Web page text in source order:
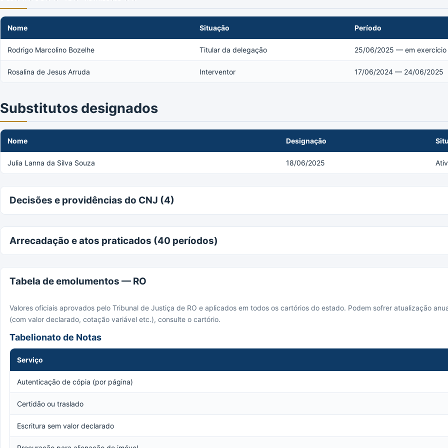
Nome Situação Período
Rodrigo Marcolino Bozelhe Titular da delegação 25/06/2025 — em exercício
Rosalina de Jesus Arruda Interventor 17/06/2024 — 24/06/2025
Substitutos designados
Nome Designação
Julia Lanna da Silva Souza 18/06/2025
Decisões e providências do CNJ (4)
Arrecadação e atos praticados (40 períodos)
Tabela de emolumentos — RO
Valores oficiais aprovados pelo Tribunal de Justiça de RO e aplicados em todos os cartórios do estado. Podem sofrer atualização
(com valor declarado, cotação variável etc.), consulte o cartório.
Tabelionato de Notas
Serviço
Autenticação de cópia (por página)
Certidão ou traslado
Escritura sem valor declarado